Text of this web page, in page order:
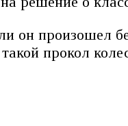
он произошел
прокол